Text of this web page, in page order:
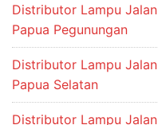
Distributor Lampu
Papua Pegunungan
Distributor Lampu
Papua Selatan
Distributor Lampu